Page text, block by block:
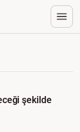
şekilde